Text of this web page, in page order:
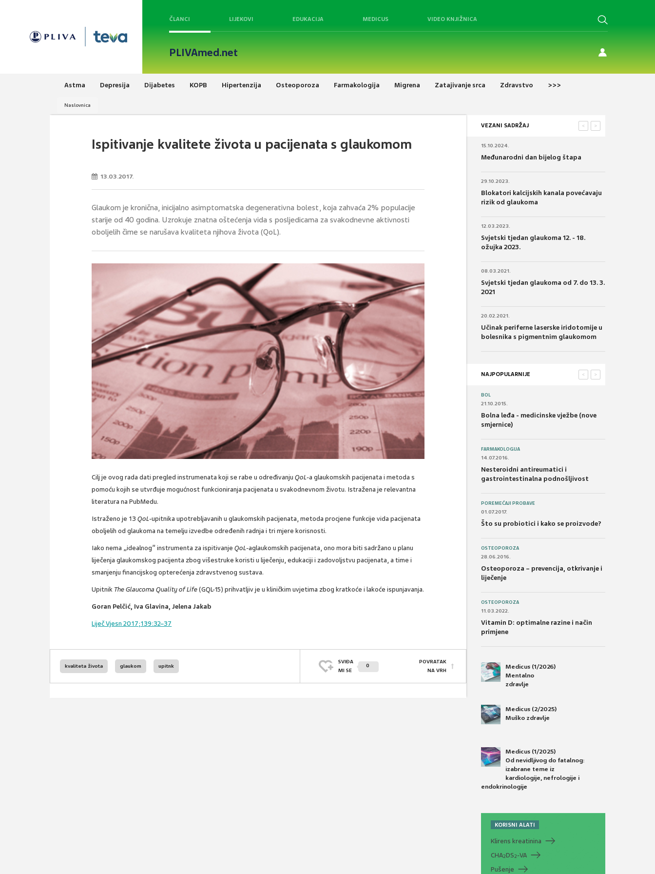
ČLANCI LIJEKOVI EDUKACIJA MEDICUS VIDEO KNJIŽNICA
PLIVAmed.net
Astma Depresija Dijabetes KOPB Hipertenzija Osteoporoza Farmakologija Migrena Zatajivanje srca Zdravstvo >>>
Naslovnica
Ispitivanje kvalitete života u pacijenata s glaukomom
13.03.2017.
Glaukom je kronična, inicijalno asimptomatska degenerativna bolest, koja zahvaća 2% populacije
starije od 40 godina. Uzrokuje znatna oštećenja vida s posljedicama za svakodnevne aktivnosti
oboljelih čime se narušava kvaliteta njihova života (QoL).
Cilj je ovog rada dati pregled instrumenata koji se rabe u određivanjuQoL-a glaukomskih pacijenata i metoda s
pomoću kojih se utvrđuje mogućnost funkcioniranja pacijenata u svakodnevnom životu. Istražena je relevantna
literatura na PubMedu.
Istraženo je 13QoL-upitnika upotrebljavanih u glaukomskih pacijenata, metoda procjene funkcije vida pacijenata
oboljelih od glaukoma na temelju izvedbe određenih radnja i tri mjere korisnosti.
Iako nema „idealnog” instrumenta za ispitivanjeQoL-aglaukomskih pacijenata, ono mora biti sadržano u planu
liječenja glaukomskog pacijenta zbog višestruke koristi u liječenju, edukaciji i zadovoljstvu pacijenata, a time i
smanjenju financijskog opterećenja zdravstvenog sustava.
Upitnik The Glaucoma Quality of Life(GQL-15) prihvatljiv je u kliničkim uvjetima zbog kratkoće i lakoće ispunjavanja.
Goran Pelčić, Iva Glavina, Jelena Jakab
Liječ Vjesn 2017;139:32–37
kvaliteta života glaukom upitnk
SVIĐA
MI SE
0
POVRATAK
NA VRH
VEZANI SADRŽAJ >
<
15.10.2024.
Međunarodni dan bijelog štapa
29.10.2023.
Blokatori kalcijskih kanala povećavaju
rizik od glaukoma
12.03.2023.
Svjetski tjedan glaukoma 12. - 18.
ožujka 2023.
08.03.2021.
Svjetski tjedan glaukoma od 7. do 13. 3.
2021
20.02.2021.
Učinak periferne laserske iridotomije u
bolesnika s pigmentnim glaukomom
NAJPOPULARNIJE >
<
BOL
21.10.2015.
Bolna leđa - medicinske vježbe (nove
smjernice)
FARMAKOLOGIJA
14.07.2016.
Nesteroidni antireumatici i
gastrointestinalna podnošljivost
POREMEĆAJI PROBAVE
01.07.2017.
Što su probiotici i kako se proizvode?
OSTEOPOROZA
28.06.2016.
Osteoporoza – prevencija, otkrivanje i
liječenje
OSTEOPOROZA
11.03.2022.
Vitamin D: optimalne razine i način
primjene
Medicus (1/2026)
Mentalno
zdravlje
Medicus (2/2025)
Muško zdravlje
Medicus (1/2025)
Od nevidljivog do fatalnog:
izabrane teme iz
kardiologije, nefrologije i
endokrinologije
KORISNI ALATI
Klirens kreatinina
CHA2DS2-VA
Pušenje